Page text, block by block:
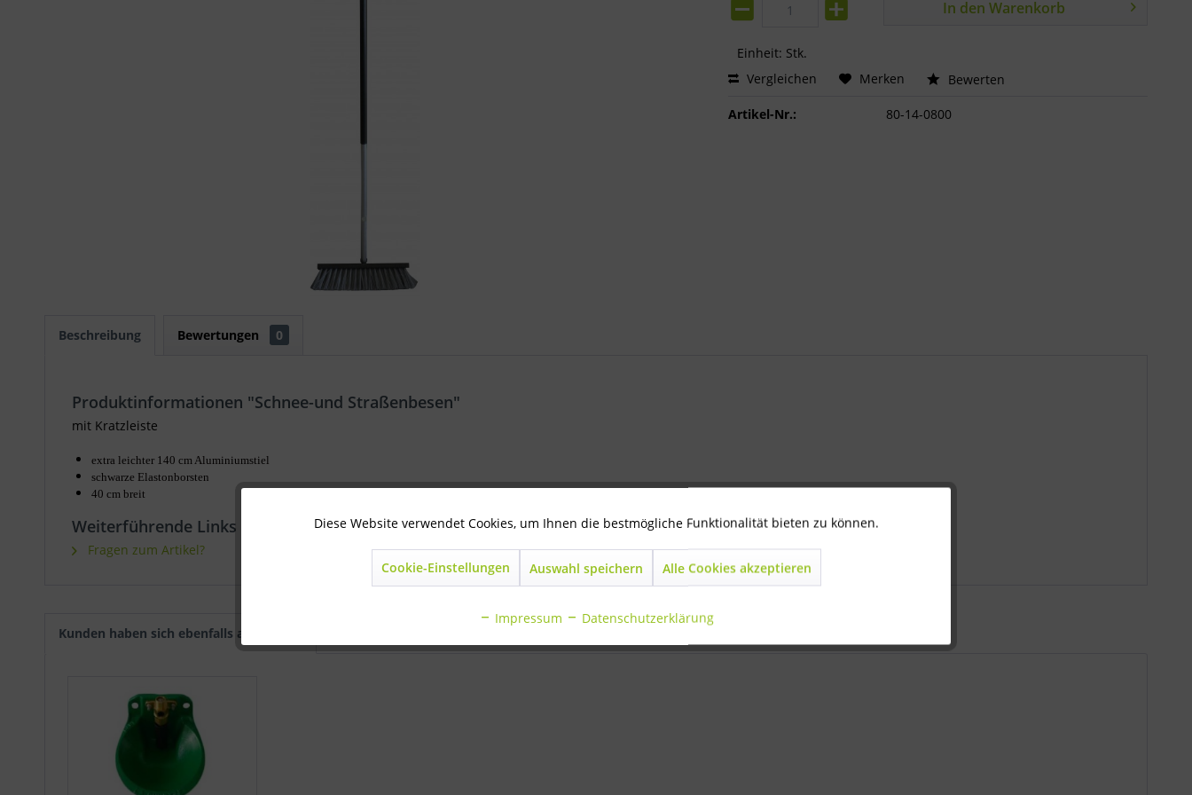
Einheit: Stk.
In den Warenkorb
Vergleichen Merken Bewerten
Artikel-Nr.: 80-14-0800
Beschreibung Bewertungen 0
Produktinformationen "Schnee-und Straßenbesen"
mit Kratzleiste
extra leichter 140 cm Aluminiumstiel
schwarze Elastonborsten
40 cm breit
Weiterführende Links zu "Schnee-und Straßenbesen"
Fragen zum Artikel?
Kunden haben sich ebenfalls angesehen
Technisch notwendig Aktiv
Diese Website verwendet Cookies, um Ihnen die bestmögliche Funktionalität bieten zu können.
Cookie-Einstellungen Auswahl speichern Alle Cookies akzeptieren
Impressum Datenschutzerklärung